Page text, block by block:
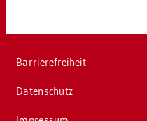
Bar­rie­re­frei­heit
Da­ten­schutz